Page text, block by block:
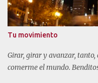
Tu movimiento
Girar, girar y avanzar,
comerme el mundo.